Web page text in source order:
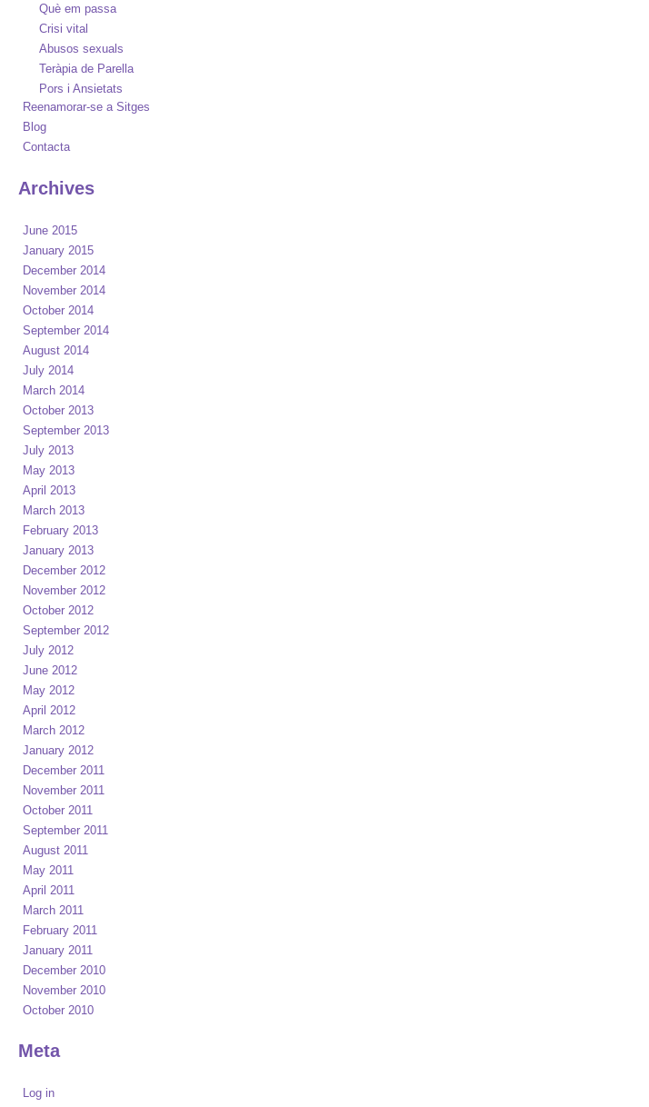
Què em passa
Crisi vital
Abusos sexuals
Teràpia de Parella
Pors i Ansietats
Reenamorar-se a Sitges
Blog
Contacta
Archives
June 2015
January 2015
December 2014
November 2014
October 2014
September 2014
August 2014
July 2014
March 2014
October 2013
September 2013
July 2013
May 2013
April 2013
March 2013
February 2013
January 2013
December 2012
November 2012
October 2012
September 2012
July 2012
June 2012
May 2012
April 2012
March 2012
January 2012
December 2011
November 2011
October 2011
September 2011
August 2011
May 2011
April 2011
March 2011
February 2011
January 2011
December 2010
November 2010
October 2010
Meta
Log in